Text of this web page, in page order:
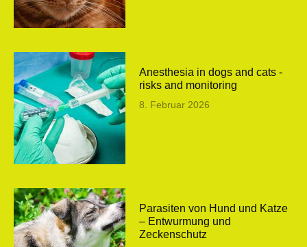
Anesthesia in dogs and cats -
risks and monitoring
8. Februar 2026
Parasiten von Hund und Katze
– Entwurmung und
Zeckenschutz